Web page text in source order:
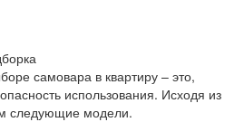
самовара в квартиру – это,
использования. Исходя из
следующие модели.